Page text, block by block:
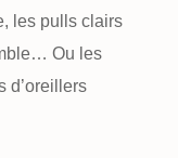
les pulls clairs
Ou les
d’oreillers